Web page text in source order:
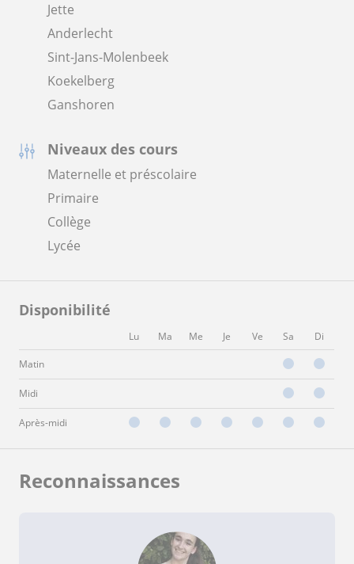
Jette
Anderlecht
Sint-Jans-Molenbeek
Koekelberg
Ganshoren
Niveaux des cours
Maternelle et préscolaire
Primaire
Collège
Lycée
Disponibilité
Lu Ma Me Je Ve Sa Di
Matin
Midi
Après-midi
Reconnaissances